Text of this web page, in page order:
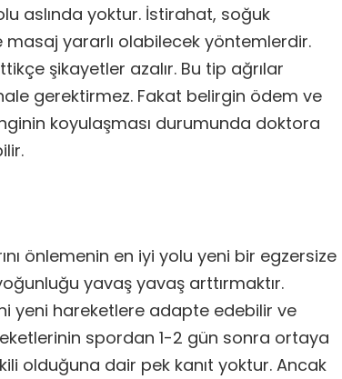
aslında yoktur. İstirahat, soğuk
masaj yararlı olabilecek yöntemlerdir.
şikayetler azalır. Bu tip ağrılar
gerektirmez. Fakat belirgin ödem ve
koyulaşması durumunda doktora
önlemenin en iyi yolu yeni bir egzersize
yavaş yavaş arttırmaktır.
yeni hareketlere adapte edebilir ve
spordan 1-2 gün sonra ortaya
olduğuna dair pek kanıt yoktur. Ancak